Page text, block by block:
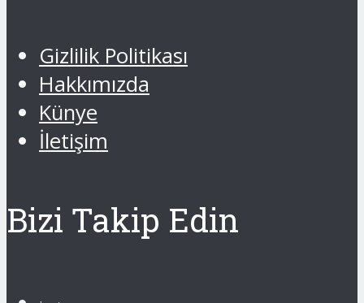
Gizlilik Politikası
Hakkımızda
Künye
İletişim
Bizi Takip Edin